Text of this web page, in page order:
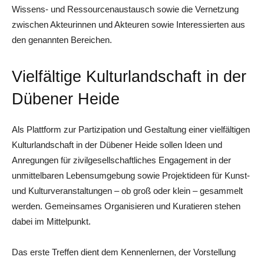
Wissens- und Ressourcenaustausch sowie die Vernetzung
zwischen Akteurinnen und Akteuren sowie Interessierten aus
den genannten Bereichen.
Vielfältige Kulturlandschaft in der
Dübener Heide
Als Plattform zur Partizipation und Gestaltung einer vielfältigen
Kulturlandschaft in der Dübener Heide sollen Ideen und
Anregungen für zivilgesellschaftliches Engagement in der
unmittelbaren Lebensumgebung sowie Projektideen für Kunst-
und Kulturveranstaltungen – ob groß oder klein – gesammelt
werden. Gemeinsames Organisieren und Kuratieren stehen
dabei im Mittelpunkt.
Das erste Treffen dient dem Kennenlernen, der Vorstellung